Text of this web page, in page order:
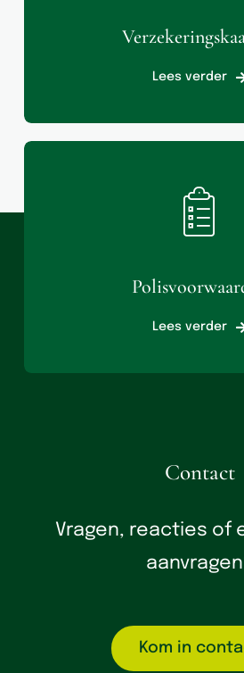
Lees verder
Lees verder
Contact
Vragen, reacties of
Kom in